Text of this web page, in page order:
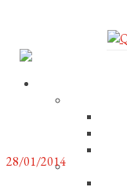
28/01/2014